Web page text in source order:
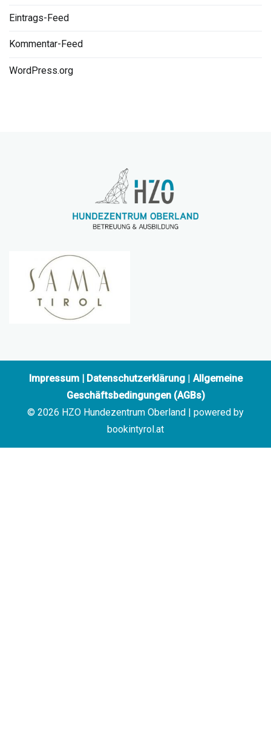
Eintrags-Feed
Kommentar-Feed
WordPress.org
Impressum| Datenschutzerklärung| Allgemeine
Geschäftsbedingungen (AGBs)
© 2026 HZO Hundezentrum Oberland | powered by
bookintyrol.at